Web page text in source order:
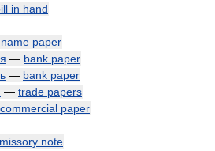
in hand
paper
— bank paper
— bank paper
— trade papers
commercial paper
note